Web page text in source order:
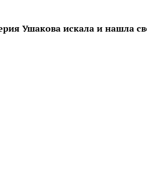
Ушакова искала и нашла